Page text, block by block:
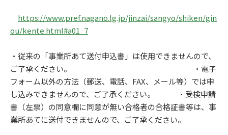
https://www.pref.nagano.lg.jp/jinzai/sangyo/shiken/gin
ou/kente.html#a01_7
・従来の「事業所あて送付申込書」は使用できませんので、
ご了承ください。
・電子
フォーム以外の方法（郵送、電話、 FAX、メール等）では申
し込みできませんので、ご了承ください。
・受検申請
書（左票）の同意欄に同意が無い合格者の合格証書等は、事
業所あてに送付できませんので、ご了承ください。